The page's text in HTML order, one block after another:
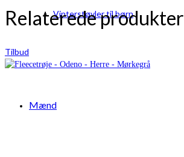
Vinterstøvler til børn
Mænd
Relaterede produkter
Tilbud